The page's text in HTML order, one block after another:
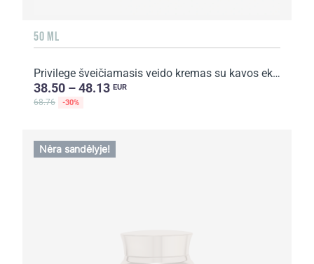
50 ML
Privilege šveičiamasis veido kremas su kavos ekstraktu ir aliejumi
38.50 – 48.13 EUR
68.76 -30%
Nėra sandėlyje!